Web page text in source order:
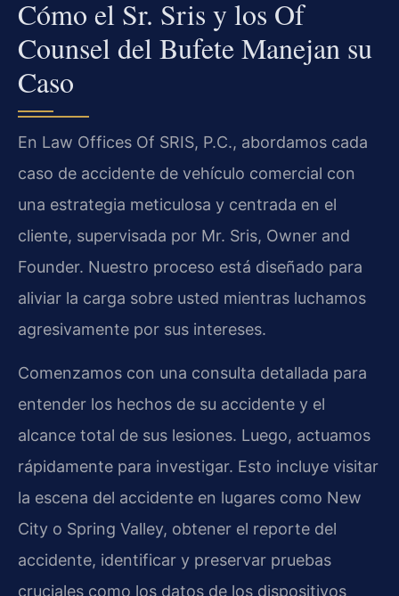
Cómo el Sr. Sris y los Of
Counsel del Bufete Manejan su
Caso
En Law Offices Of SRIS, P.C., abordamos cada
caso de accidente de vehículo comercial con
una estrategia meticulosa y centrada en el
cliente, supervisada por Mr. Sris, Owner and
Founder. Nuestro proceso está diseñado para
aliviar la carga sobre usted mientras luchamos
agresivamente por sus intereses.
Comenzamos con una consulta detallada para
entender los hechos de su accidente y el
alcance total de sus lesiones. Luego, actuamos
rápidamente para investigar. Esto incluye visitar
la escena del accidente en lugares como New
City o Spring Valley, obtener el reporte del
accidente, identificar y preservar pruebas
cruciales como los datos de los dispositivos